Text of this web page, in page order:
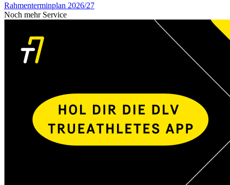
Rahmenterminplan 2026/27
Noch mehr Service